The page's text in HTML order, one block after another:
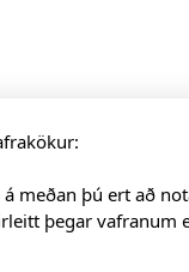
meðan þú ert að
þegar vafranum